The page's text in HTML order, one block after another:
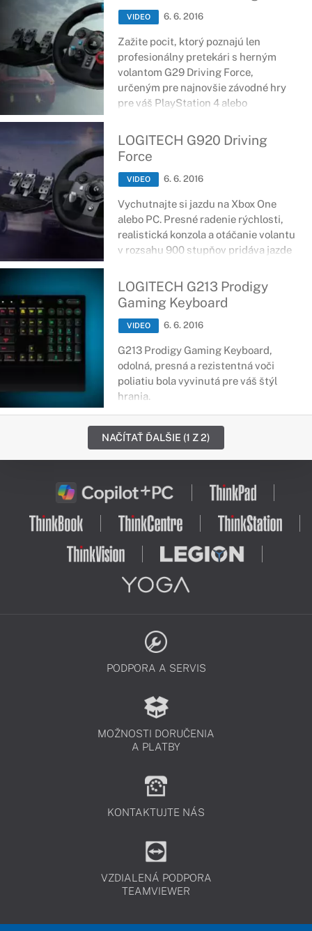
VIDEO 6. 6. 2016
Zažite pocit, ktorý poznajú len
profesionálny pretekári s herným
volantom G29 Driving Force,
určeným pre najnovšie závodné hry
pre váš PlayStation 4 alebo
LOGITECH G920 Driving
Force
VIDEO 6. 6. 2016
Vychutnajte si jazdu na Xbox One
alebo PC. Presné radenie rýchlosti,
realistická konzolaaotáčanievolantu
v rozsahu 900 stupňov pridáva jazde
ktorý poznajú len profesionálny
pretekári.
LOGITECH G213 Prodigy
Gaming Keyboard
VIDEO 6. 6. 2016
G213 Prodigy Gaming Keyboard,
odolná, presnáa rezistentnávoči
poliatiu bola vyvinutá pre váš štýl
hrania.
NAČÍTAŤ ĎALŠIE (1 Z 2)
PODPORA A SERVIS
MOŽNOSTI DORUČENIA
A PLATBY
KONTAKTUJTE NÁS
VZDIALENÁ PODPORA
TEAMVIEWER